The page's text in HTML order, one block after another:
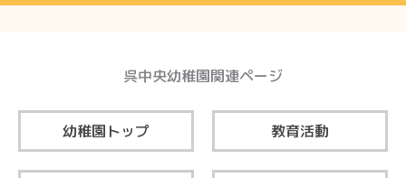
呉中央幼稚園関連ページ
幼稚園トップ 教育活動